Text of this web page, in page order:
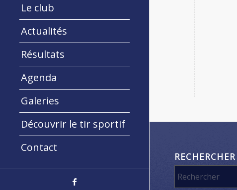
Le club
Actualités
Résultats
Agenda
Galeries
Découvrir le tir sportif
Contact
RECHERCHER